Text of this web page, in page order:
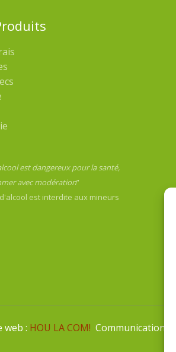
est dangereux pour la santé,
avec modération”
est interdite aux mineurs
web : HOU LA COM! Communication